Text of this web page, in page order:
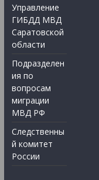
Управление
ГИБДД МВД
Саратовской
области
Подразделен
ия по
вопросам
миграции
МВД РФ
Следственны
й комитет
России